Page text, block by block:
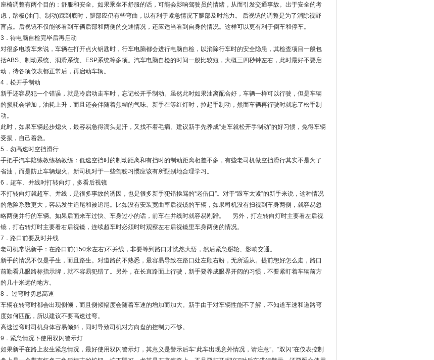
座椅调整有两个目的：舒服和安全。如果乘坐不舒服的话，可能会影响驾驶员的情绪，从而引发交通事故。出于安全的考
虑，踏板(油门、制动)踩到底时，腿部应仍有些弯曲，以有利于紧急情况下腿部及时施力。 后视镜的调整是为了消除视野
盲点。后视镜不仅能够看到车辆后部和两侧的交通情况，还应适当看到自身的情况。这样可以更有利于倒车和停车。
3．待电脑自检完毕后再启动
对很多电喷车来说，车辆在打开点火钥匙时，行车电脑都会进行电脑自检，以消除行车时的安全隐患，其检查项目一般包
括ABS、制动系统、润滑系统、ESP系统等多项。汽车电脑自检的时间一般比较短，大概三四秒钟左右，此时最好不要启
动，待各项仪表都正常后，再启动车辆。
4．松开手制动
新手还容易犯一个错误，就是冷启动走车时，忘记松开手制动。虽然此时如果油离配合好，车辆一样可以行驶，但是车辆
的损耗会增加，油耗上升，而且还会伴随着焦糊的气味。新手在等红灯时，拉起手制动，然而车辆再行驶时就忘了松手制
动。
此时，如果车辆起步熄火，最容易急得满头是汗，又找不着毛病。建议新手先养成“走车就松开手制动”的好习惯，免得车辆
受损，自己着急。
5．勿高速时空挡滑行
手把手汽车陪练教练杨教练：低速空挡时的制动距离和有挡时的制动距离相差不多，有些老司机做空挡滑行其实不是为了
省油，而是防止车辆熄火。新司机对于一些驾驶习惯应该有所甄别地合理学习。
6．超车、并线时打转向灯，多看后视镜
不打转向灯就超车、并线，是很多事故的诱因，也是很多新手犯错挨骂的“老借口”。对于“跟车太紧”的新手来说，这种情况
的危险系数更大，容易发生追尾和被追尾。比如没有安装宽曲率后视镜的车辆，如果司机没有扫视到车身两侧，就容易忽
略两侧并行的车辆。如果后面来车过快、车身过小的话，前车在并线时就容易剐蹭。 另外，打左转向灯时主要看左后视
镜，打右转灯时主要看右后视镜，连续超车时必须时时观察左右后视镜里车身两侧的情况。
7．路口前要及时并线
老司机常说新手：在路口前(150米左右)不并线，非要等到路口才恍然大悟，然后紧急掰轮、影响交通。
新手的情况不仅是手生，而且路生。对道路的不熟悉，最容易导致在路口处左顾右盼，无所适从。提前想好怎么走，路口
前勤看几眼路标指示牌，就不容易犯错了。另外，在长直路面上行驶，新手要养成眼界开阔的习惯，不要紧盯着车辆前方
的几十米远的地方。
8． 过弯时切忌高速
车辆在转弯时都会出现侧倾，而且侧倾幅度会随着车速的增加而加大。新手由于对车辆性能不了解，不知道车速和道路弯
度如何匹配，所以建议不要高速过弯。
高速过弯时司机身体容易倾斜，同时导致司机对方向盘的控制力不够。
9．紧急情况下使用双闪警示灯
如果新手在路上发生紧急情况，最好使用双闪警示灯，其意义是警示后车“此车出现意外情况，请注意”。“双闪”在仪表控制